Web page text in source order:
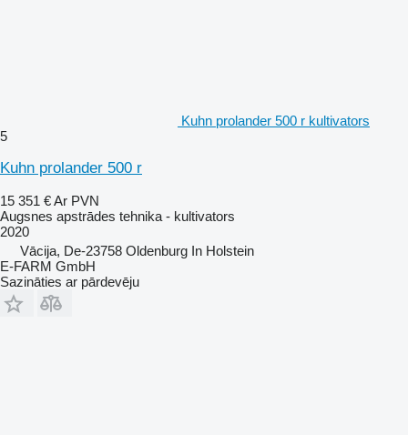
Kuhn prolander 500 r kultivators
5
Kuhn prolander 500 r
15 351 €Ar PVN
Augsnes apstrādes tehnika - kultivators
2020
Vācija, De-23758 Oldenburg In Holstein
E-FARM GmbH
Sazināties ar pārdevēju